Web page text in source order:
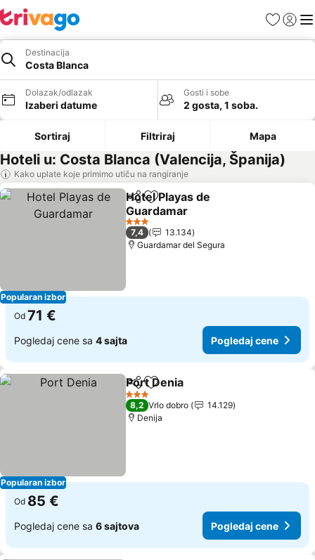
FavoritiPrijavi
Destinacija
Costa Blanca
Dolazak/odlazak
Izaberi datume
Gosti i sobe
2 gosta, 1 soba.
Sortiraj Filtriraj Mapa
Hoteli u: Costa Blanca (Valencija, Španija)
Kako uplate koje primimo utiču na rangiranje
Popularan izbor
Deli Dodati u favorite
Hotel Playas de
Guardamar
Pogledaj cene
3 Zvezdice
7,4
13.134
Guardamar del Segura
Od 71 €
Pogledaj cene sa 4 sajta Pogledaj cene
Popularan izbor
Deli Dodati u favorite
Port Denia
3 Zvezdice
8,2 Vrlo dobro
14.129
Denija
Od 85 €
Pogledaj cene sa 6 sajtova Pogledaj cene